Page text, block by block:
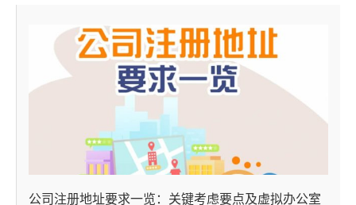
公司注册地址要求一览：关键考虑要点及虚拟办公室